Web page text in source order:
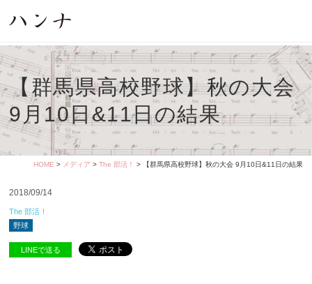
【群馬県高校野球】秋の大会
9月10日&11日の結果
HOME > メディア > The 部活！ > 【群馬県高校野球】秋の大会 9月10日&11日の結果
2018/09/14
The 部活！
野球
LINEで送る